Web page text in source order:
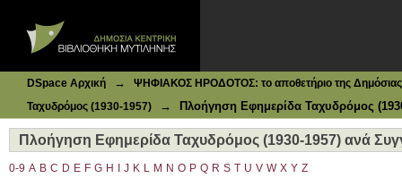
DSpace Αρχική →
ΨΗΦΙΑΚΟΣ ΗΡΟΔΟΤΟΣ: το αποθετήριο της Δημόσιας
Ταχυδρόμος (1930-1957)
→ Πλοήγηση Εφημερίδα Ταχυδρόμος
Πλοήγηση Εφημερίδα Ταχυδρόμος (1930-1957) ανά
0-9 A B C D E F G H J K L M N O P Q R S T U V W X Y Z